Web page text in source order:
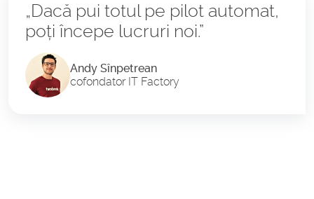
„Dacă pui totul pe pilot automat,
poți începe lucruri noi.”
Andy Sînpetrean
cofondator IT Factory